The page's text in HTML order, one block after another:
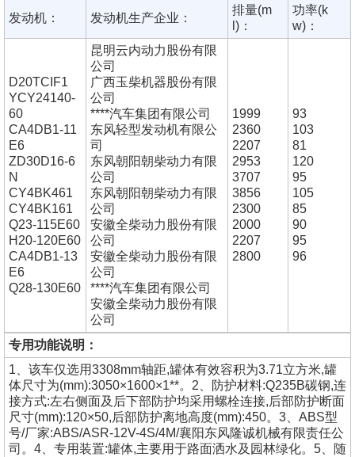
发动机： 发动机生产企业：
排量(m
l)：
功率(k
w)：
D20TCIF1
YCY24140-
60
CA4DB1-11
E6
ZD30D16-6
N
CY4BK461
CY4BK161
Q23-115E60
H20-120E60
CA4DB1-13
E6
Q28-130E60
昆明云内动力股份有限
公司
广西玉柴机器股份有限
公司
****汽车集团有限公司
东风轻型发动机有限公
司
东风朝阳朝柴动力有限
公司
东风朝阳朝柴动力有限
公司
安徽全柴动力股份有限
公司
安徽全柴动力股份有限
公司
****汽车集团有限公司
安徽全柴动力股份有限
公司
1999
2360
2207
2953
3707
3856
2300
2000
2207
2800
93
103
81
120
95
105
85
90
95
96
专用功能说明：
1、该车仅选用3308mm轴距,罐体有效容积为3.71立方米,罐
体尺寸为(mm):3050×1600×1**。2、防护材料:Q235B碳钢,连
接方式:左右侧面及后下部防护均采用螺栓连接,后部防护断面
尺寸(mm):120×50,后部防护离地高度(mm):450。3、ABS型
号/厂家:ABS/ASR-12V-4S/4M/襄阳东风隆诚机械有限责任公
司。4、专用装置:罐体,主要用于路面洒水及园林绿化。5、随